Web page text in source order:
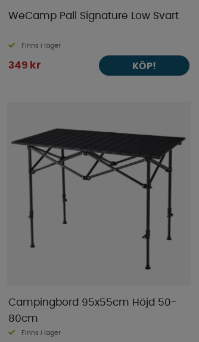
WeCamp Pall Signature Low Svart
Finns i lager
349 kr KÖP!
Campingbord 95x55cm Höjd 50-
80cm
Finns i lager